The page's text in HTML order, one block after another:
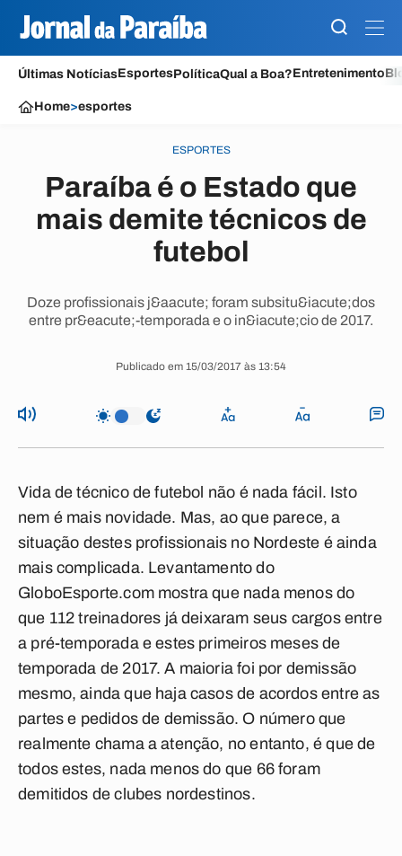
Últimas NotíciasEsportesPolíticaQual a Boa?Entretenimento
Home>esportes
ESPORTES
Paraíba é o Estado que
mais demite técnicos de
futebol
Doze profissionais j&aacute; foram subsitu&iacute;dos
entre pr&eacute;-temporada e o in&iacute;cio de 2017.
Publicado em 15/03/2017 às 13:54
Vida de técnico de futebol não é nada fácil. Isto
nem é mais novidade. Mas, ao que parece, a
situação destes profissionais no Nordeste é ainda
mais complicada. Levantamento do
GloboEsporte.com mostra que nada menos do
que 112 treinadores já deixaram seus cargos entre
a pré-temporada e estes primeiros meses de
temporada de 2017. A maioria foi por demissão
mesmo, ainda que haja casos de acordos entre as
partes e pedidos de demissão. O número que
realmente chama a atenção, no entanto, é que de
todos estes, nada menos do que 66 foram
demitidos de clubes nordestinos.